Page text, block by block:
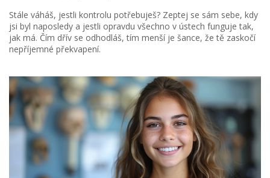
Stále váháš, jestli kontrolu potřebuješ? Zeptej se sám sebe, kdy
jsi byl naposledy a jestli opravdu všechno v ústech funguje tak,
jak má. Čím dřív se odhodláš, tím menší je šance, že tě zaskočí
nepříjemné překvapení.